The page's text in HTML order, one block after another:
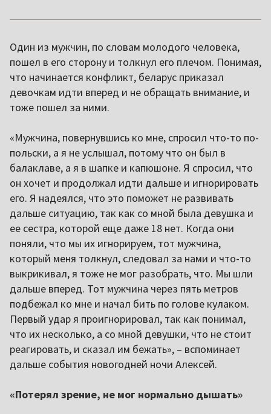
Один из мужчин, по словам молодого человека,
пошел в его сторону и толкнул его плечом. Понимая,
что начинается конфликт, беларус приказал
девочкам идти вперед и не обращать внимание, и
тоже пошел за ними.
«Мужчина, повернувшись ко мне, спросил что-то по-
польски, а я не услышал, потому что он был в
балаклаве, а я в шапке и капюшоне. Я спросил, что
он хочет и продолжал идти дальше и игнорировать
его. Я надеялся, что это поможет не развивать
дальше ситуацию, так как со мной была девушка и
ее сестра, которой еще даже 18 нет. Когда они
поняли, что мы их игнорируем, тот мужчина,
который меня толкнул, следовал за нами и что-то
выкрикивал, я тоже не мог разобрать, что. Мы шли
дальше вперед. Тот мужчина через пять метров
подбежал ко мне и начал бить по голове кулаком.
Первый удар я проигнорировал, так как понимал,
что их несколько, а со мной девушки, что не стоит
реагировать, и сказал им бежать», – вспоминает
дальше события новогодней ночи Алексей.
«Потерял зрение, не мог нормально дышать»